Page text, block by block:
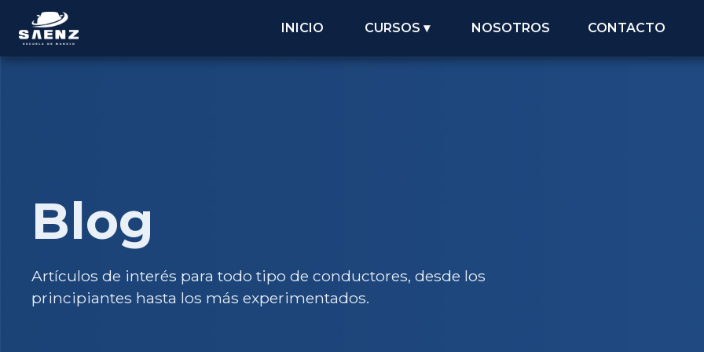
content
INICIO CURSOS ▾ NOSOTROS CONTACTO
Blog
Artículos de interés para todo tipo de conductores, desde los
principiantes hasta los más experimentados.